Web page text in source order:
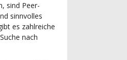
sind Peer-
sinnvolles
es zahlreiche
nach